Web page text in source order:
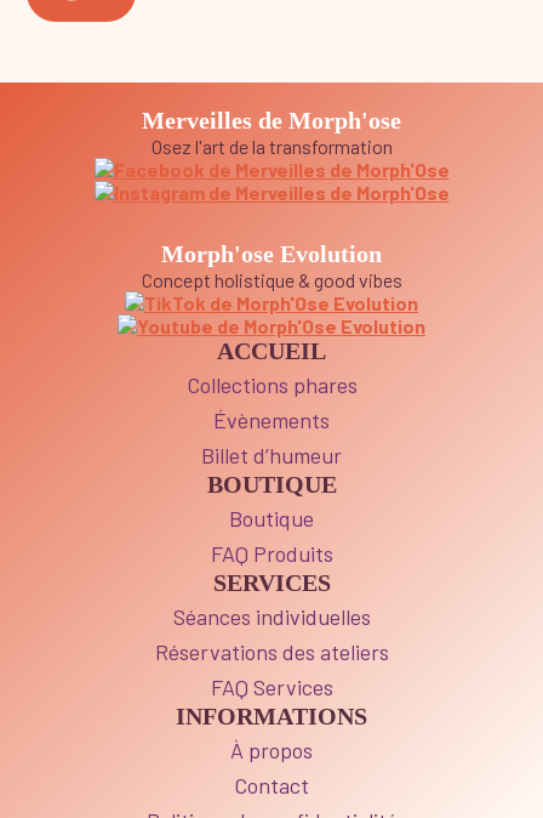
Merveilles de Morph'ose
Osez l'art de la transformation
Morph'ose Evolution
Concept holistique & good vibes
ACCUEIL
Collections phares
Évènements
Billet d’humeur
BOUTIQUE
Boutique
FAQ Produits
SERVICES
Séances individuelles
Réservations des ateliers
FAQ Services
INFORMATIONS
À propos
Contact